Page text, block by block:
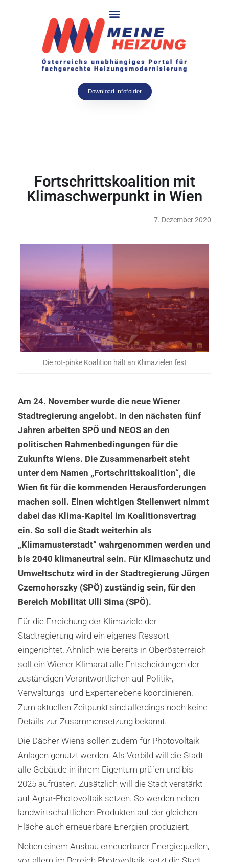
Download Infofolder
Fortschrittskoalition mit
Klimaschwerpunkt in Wien
7. Dezember 2020
Die rot-pinke Koalition hält an Klimazielen fest
Am 24. November wurde die neue Wiener
Stadtregierung angelobt. In den nächsten fünf
Jahren arbeiten SPÖ und NEOS an den
politischen Rahmenbedingungen für die
Zukunfts Wiens. Die Zusammenarbeit steht
unter dem Namen „Fortschrittskoalition“, die
Wien fit für die kommenden Herausforderungen
machen soll. Einen wichtigen Stellenwert nimmt
dabei das Klima-Kapitel im Koalitionsvertrag
ein. So soll die Stadt weiterhin als
„Klimamusterstadt“ wahrgenommen werden und
bis 2040 klimaneutral sein. Für Klimaschutz und
Umweltschutz wird in der Stadtregierung Jürgen
Czernohorszky (SPÖ) zuständig sein, für den
Bereich Mobilität Ulli Sima (SPÖ).
Für die Erreichung der Klimaziele der
Stadtregierung wird ein eigenes Ressort
eingerichtet. Ähnlich wie bereits in Oberösterreich
soll ein Wiener Klimarat alle Entscheidungen der
zuständigen Verantwortlichen auf Politik-,
Verwaltungs- und Expertenebene koordinieren.
Zum aktuellen Zeitpunkt sind allerdings noch keine
Details zur Zusammensetzung bekannt.
Die Dächer Wiens sollen zudem für Photovoltaik-
Anlagen genutzt werden. Als Vorbild will die Stadt
alle Gebäude in ihrem Eigentum prüfen und bis
2025 aufrüsten. Zusätzlich will die Stadt verstärkt
auf Agrar-Photovoltaik setzen. So werden neben
landwirtschaftlichen Produkten auf der gleichen
Fläche auch erneuerbare Energien produziert.
Neben einem Ausbau erneuerbarer Energiequellen,